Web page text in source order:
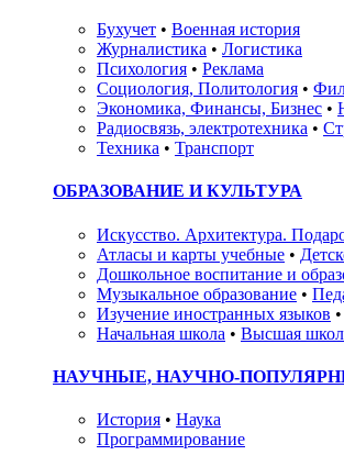
Бухучет • Военная история
Журналистика • Логистика
Психология • Реклама
Социология, Политология •
Экономика, Финансы, Бизнес •
Радиосвязь, электротехника •
Техника • Транспорт
ОБРАЗОВАНИЕ И КУЛЬТУРА
Искусство. Архитектура.
Атласы и карты учебные •
Дошкольное воспитание и
Музыкальное образование •
Изучение иностранных языков •
Начальная школа • Высшая
НАУЧНЫЕ, НАУЧНО-
История • Наука
Программирование